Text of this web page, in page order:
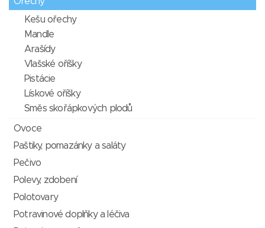
Kešu ořechy
Mandle
Arašídy
Vlašské oříšky
Pistácie
Lískové oříšky
Směs skořápkových plodů
Ovoce
Paštiky, pomazánky a saláty
Pečivo
Polevy, zdobení
Polotovary
Potravinové doplňky a léčiva